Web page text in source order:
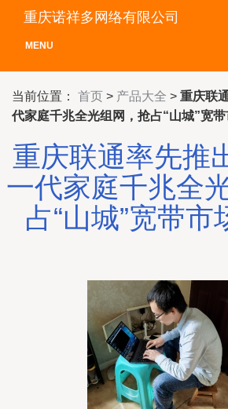
重庆诺祥多网络有限公司
MENU
当前位置： 首页 > 产品大全 > 重庆联
代家庭千兆全光组网，抢占“山城”宽
重庆联通率先推
一代家庭千兆全
占“山城”宽带市